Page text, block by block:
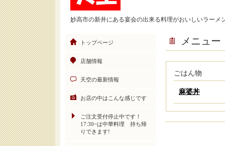
妙高市の新井にある宴会の出来る料理がおいしいラーメ
メニュー
ごはん物
麻婆丼
トップページ
店舗情報
天空の最新情報
お店の中はこんな感じです
ご注文受付停止中です！
17:30~は中華料理 持ち帰
りできます!